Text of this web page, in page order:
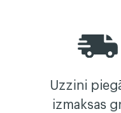
Uzzini
izmaksas